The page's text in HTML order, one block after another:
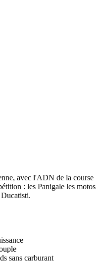
avec l'ADN de la course
: les Panigale les motos
Ducatisti.
sans carburant